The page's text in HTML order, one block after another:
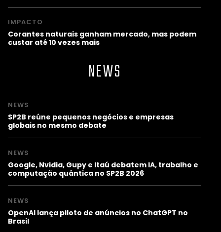
IMPACTO
Corantes naturais ganham mercado, mas podem
custar até 10 vezes mais
NEWS
NEWS
SP2B reúne pequenos negócios e empresas
globais no mesmo debate
NEWS
Google, Nvidia, Gupy e Itaú debatem IA, trabalho e
computação quântica no SP2B 2026
NEWS
OpenAI lança piloto de anúncios no ChatGPT no
Brasil